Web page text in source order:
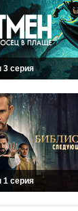
3 серия
1 серия